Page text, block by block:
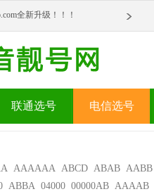
全新升级！！！
联通选号 电信选号
AAAAAA ABCD ABAB AABB
ABBA 04000 00000AB AAAAB